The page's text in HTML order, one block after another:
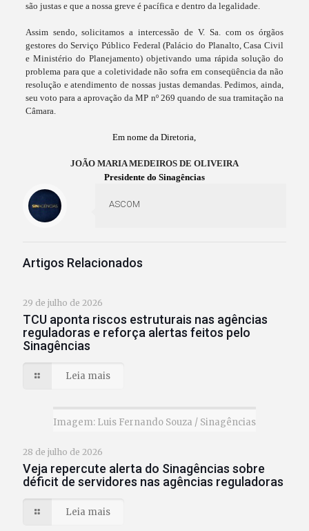
são justas e que a nossa greve é pacífica e dentro da legalidade.
Assim sendo, solicitamos a intercessão de V. Sa. com os órgãos
gestores do Serviço Público Federal (Palácio do Planalto, Casa Civil
e Ministério do Planejamento) objetivando uma rápida solução do
problema para que a coletividade não sofra em conseqüência da não
resolução e atendimento de nossas justas demandas. Pedimos, ainda,
seu voto para a aprovação da MP nº 269 quando de sua tramitação na
Câmara.
Em nome da Diretoria,
JOÃO MARIA MEDEIROS DE OLIVEIRA
Presidente do Sinagências
ASCOM
Artigos Relacionados
29 de julho de 2026
TCU aponta riscos estruturais nas agências
reguladoras e reforça alertas feitos pelo
Sinagências
Leia mais
Imagem: Luis Fernando Souza / Sinagências
28 de julho de 2026
Veja repercute alerta do Sinagências sobre
déficit de servidores nas agências reguladoras
Leia mais